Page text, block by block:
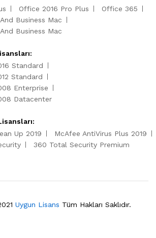
Office 2016 Pro Plus
Office 365
Business Mac
Business Mac
Standard
Standard
Enterprise
Datacenter
Up 2019
McAfee AntiVirus Plus 2019
360 Total Security Premium
Uygun Lisans Tüm Hakları Saklıdır.